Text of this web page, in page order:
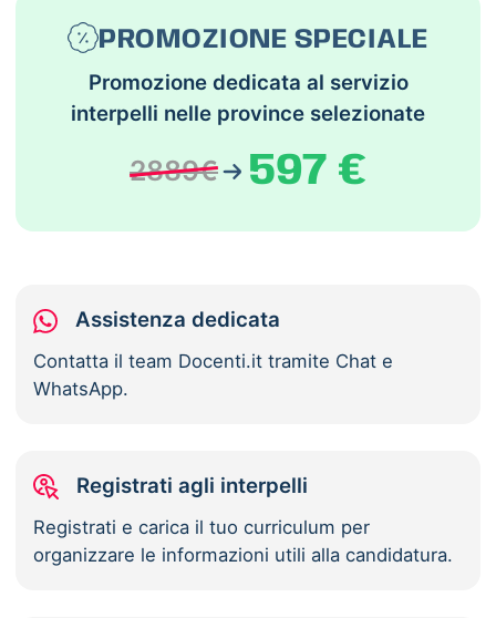
PROMOZIONE SPECIALE
Promozione dedicata al servizio
interpelli nelle province selezionate
2889€ 597 €
Assistenza dedicata
Contatta il team Docenti.it tramite Chat e
WhatsApp.
Registrati agli interpelli
Registrati e carica il tuo curriculum per
organizzare le informazioni utili alla candidatura.